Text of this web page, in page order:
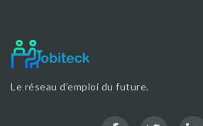
Le réseau d’emploi du future.